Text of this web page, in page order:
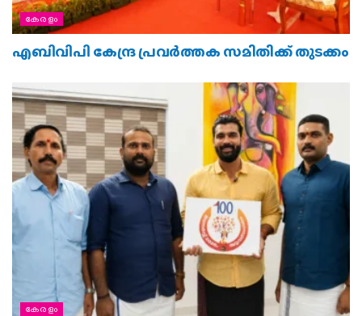
കേരളം
എബിവിപി കേന്ദ്ര പ്രവര്‍ത്തക സമിതിക്ക് തുടക്കം